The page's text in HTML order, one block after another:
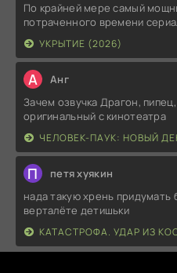
По крайней мере самый
потраченного времени
УКРЫТИЕ (2026)
А Анг
Зачем озвучка Драгон,
оригинальный с кинотеатра
ЧЕЛОВЕК-ПАУК: НОВЫЙ
П петя хуякин
нада такую хрень
верталёте детишьки
КАТАСТРОФА. УДАР ИЗ